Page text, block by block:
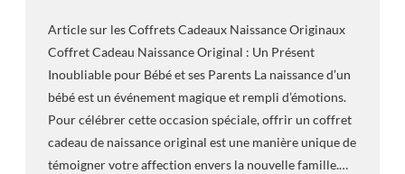
Article sur les Coffrets Cadeaux Naissance Originaux
Coffret Cadeau Naissance Original : Un Présent
Inoubliable pour Bébé et ses Parents La naissance d’un
bébé est un événement magique et rempli d’émotions.
Pour célébrer cette occasion spéciale, offrir un coffret
cadeau de naissance original est une manière unique de
témoigner votre affection envers la nouvelle famille.…